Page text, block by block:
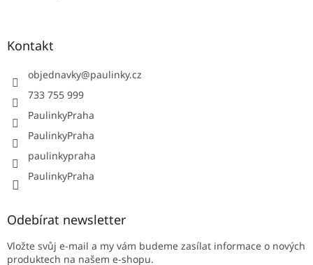
Kontakt
objednavky@paulinky.cz
733 755 999
PaulinkyPraha
PaulinkyPraha
paulinkypraha
PaulinkyPraha
Odebírat newsletter
Vložte svůj e-mail a my vám budeme zasílat informace o nových
produktech na našem e-shopu.